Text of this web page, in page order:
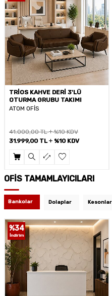
TRİOS KREM DERİ 3'LÜ
OTURMA GRUBU TAKIMI
ATOM OFİS
41.000,00TL %10 KDV
31.999,00TL %10 KDV
OFİS TAMAMLAYICILARI
Bankolar Dolaplar Kesonlar
%34
İndirim